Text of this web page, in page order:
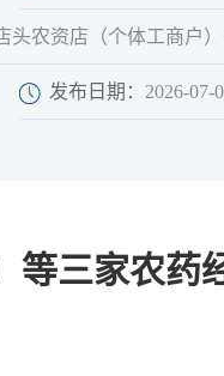
上调查
头农资店（个体工商户
发布日期： 2026-07-
等三家农药